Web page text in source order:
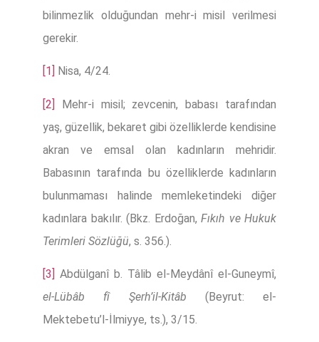
bilinmezlik olduğundan mehr-i misil verilmesi
gerekir.
[1] Nisa, 4/24.
[2]
Mehr-i misil; zevcenin, babası tarafından
yaş, güzellik, bekaret gibi özelliklerde kendisine
akran ve emsal olan kadınların mehridir.
Babasının tarafında bu özelliklerde kadınların
bulunmaması halinde memleketindeki diğer
kadınlara bakılır. (Bkz. Erdoğan, Fıkıh ve Hukuk
Terimleri Sözlüğü, s. 356.).
[3] Abdülganî b. Tâlib el-Meydânî el-Guneymî,
el-Lübâb fî Şerh’il-Kitâb (Beyrut: el-
Mektebetu’l-İlmiyye, ts.), 3/15.